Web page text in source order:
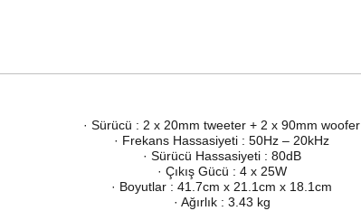
· Sürücü : 2 x 20mm tweeter + 2 x 90mm woofer
· Frekans Hassasiyeti : 50Hz – 20kHz
· Sürücü Hassasiyeti : 80dB
· Çıkış Gücü : 4 x 25W
· Boyutlar : 41.7cm x 21.1cm x 18.1cm
· Ağırlık : 3.43 kg